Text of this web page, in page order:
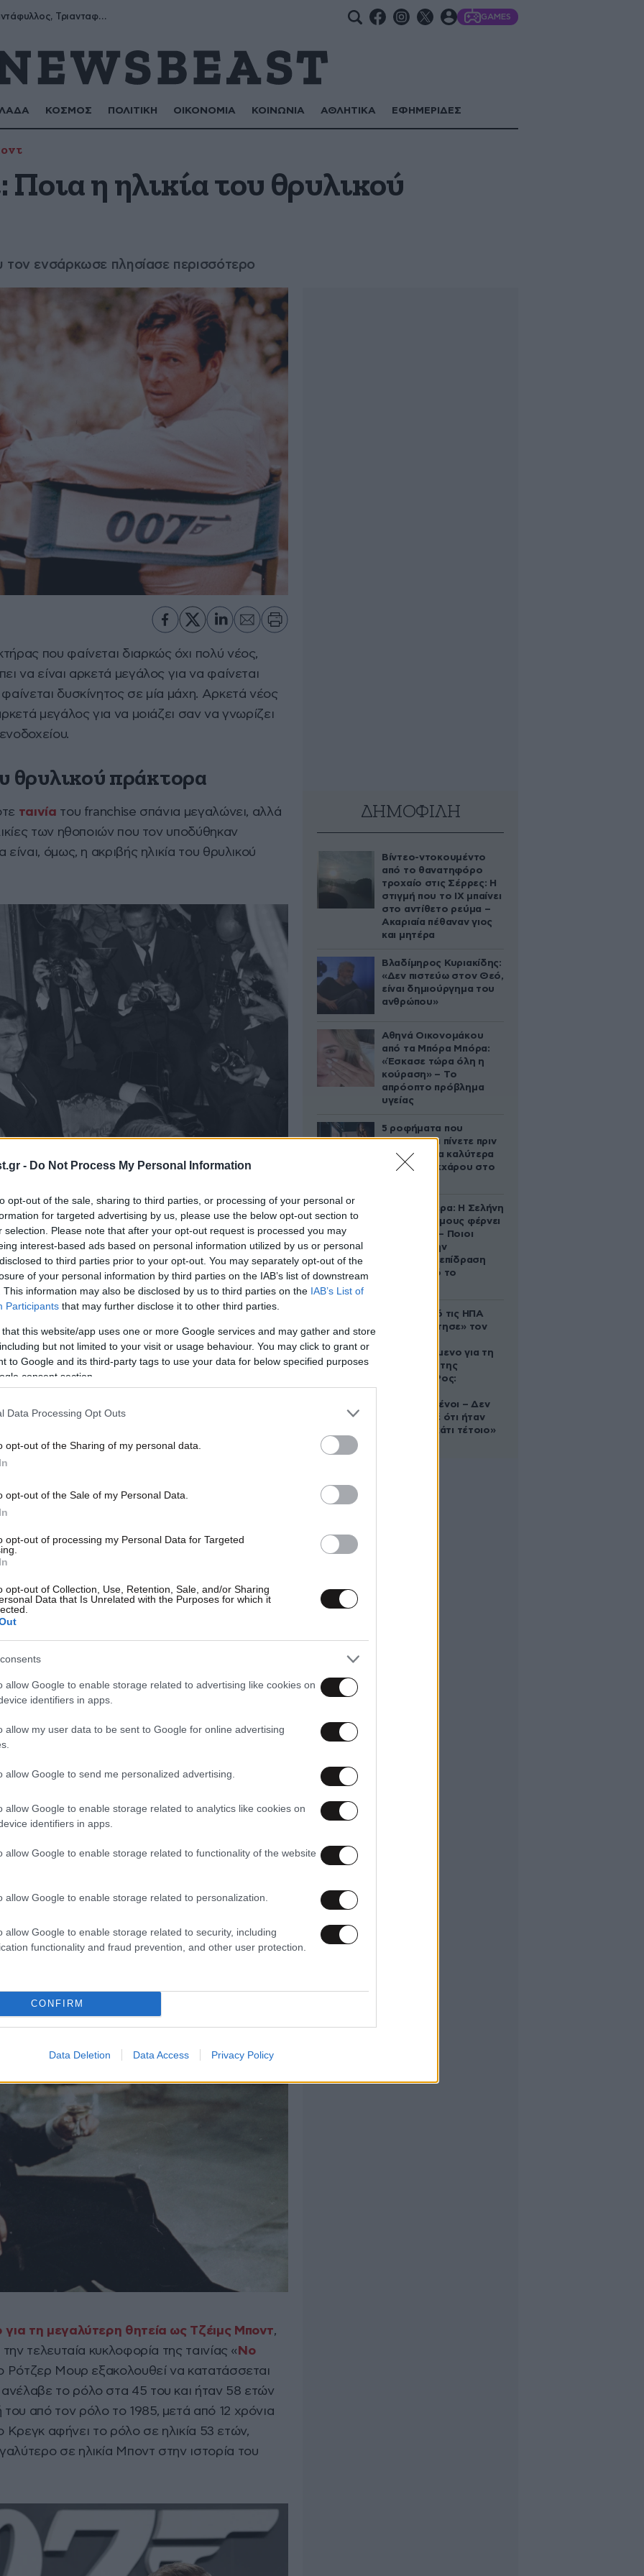
- Do Not Process My Personal Information
opt-out of the sale, sharing to third parties, or processing of your personal or
for targeted advertising by us, please use the below opt-out section to
selection. Please note that after your opt-out request is processed you may
interest-based ads based on personal information utilized by us or personal
to third parties prior to your opt-out. You may separately opt-out of the
of your personal information by third parties on the IAB’s list of downstream
This information may also be disclosed by us to third parties on the IAB’s List of
Participants that may further disclose it to other third parties.
that this website/app uses one or more Google services and may gather and store
but not limited to your visit or usage behaviour. You may click to grant or
to Google and its third-party tags to use your data for below specified purposes
consent section.
Data Processing Opt Outs
opt-out of the Sharing of my personal data.
opt-out of the Sale of my Personal Data.
opt-out of processing my Personal Data for Targeted
opt-out of Collection, Use, Retention, Sale, and/or Sharing
Data that Is Unrelated with the Purposes for which it
allow Google to enable storage related to advertising like cookies on
identifiers in apps.
allow my user data to be sent to Google for online advertising
allow Google to send me personalized advertising.
allow Google to enable storage related to analytics like cookies on
identifiers in apps.
allow Google to enable storage related to functionality of the website
allow Google to enable storage related to personalization.
allow Google to enable storage related to security, including
functionality and fraud prevention, and other user protection.
CONFIRM
Data Deletion Data Access Privacy Policy
Μύρων, Τριαντάφυλλος, Τριανταφυλλιά, Φυλλιώ, Ρόζα GAMES
ΚΟΣΜΟΣ ΠΟΛΙΤΙΚΗ ΟΙΚΟΝΟΜΙΑ ΚΟΙΝΩΝΙΑ ΑΘΛΗΤΙΚΑ ΕΦΗΜΕΡΙΔΕΣ
η ηλικία του θρυλικού
τον ενσάρκωσε πλησίασε περισσότερο
που φαίνεται διαρκώς όχι πολύ νέος,
να είναι αρκετά μεγάλος για να φαίνεται
δυσκίνητος σε μία μάχη. Αρκετά νέος
μεγάλος για να μοιάζει σαν να γνωρίζει
θρυλικού πράκτορα
ταινία του franchise σπάνια μεγαλώνει, αλλά
των ηθοποιών που τον υποδύθηκαν
όμως, η ακριβής ηλικία του θρυλικού
στα μυθιστορήματα του τοποθέτησε τον
της δεκαετίας των 30, με την ταινία
Ρότζερ Μουρ, να τον τοποθετεί
χρόνων. Έχετε αναρωτηθεί, ωστόσο, πόσο
ηθοποιός που ερμήνευσε τον θρυλικό
και ο μεγαλύτερος σε
ενσάρκωσε τον Μποντ
ετών όταν επιλέχθηκε για τον ρόλο στο
ο νεότερος ηθοποιός που ενσάρκωσε τον
με τον
για τη μεγαλύτερη θητεία ως Τζέιμς Μποντ,
τελευταία κυκλοφορία της ταινίας « No
Ρότζερ Μουρ εξακολουθεί να κατατάσσεται
το ρόλο στα 45 του και ήταν 58 ετών
από τον ρόλο το 1985, μετά από 12 χρόνια
ο Κρεγκ αφήνει το ρόλο σε ηλικία 53 ετών,
σε ηλικία Μποντ στην ιστορία του
ΔΗΜΟΦΙΛΗ
Βίντεο-ντοκουμέντο
από το θανατηφόρο
τροχαίο στις Σέρρες: Η
στιγμή που το ΙΧ μπαίνει
στο αντίθετο ρεύμα –
Ακαριαία πέθαναν γιος
και μητέρα
Βλαδίμηρος Κυριακίδης:
«Δεν πιστεύω στον Θεό,
είναι δημιούργημα του
ανθρώπου»
Αθηνά Οικονομάκου
από τα Μπόρα Μπόρα:
«Έσκασε τώρα όλη η
κούραση» – Το
απρόοπτο πρόβλημα
υγείας
5 ροφήματα που
μπορείτε να πίνετε πριν
τον ύπνο για καλύτερα
επίπεδα σακχάρου στο
Ζώδια σήμερα: Η Σελήνη
στους Διδύμους φέρνει
ανατροπές – Ποιοι
δέχονται την
ευεργετική επίδραση
του Δία από το
Ζευγάρι από τις ΗΠΑ
που «υιοθέτησε» τον
κατηγορούμενο για τη
δολοφονία της
Ελίζαμπεθ Ρος:
συντετριμμένοι – Δεν
έδειξε ποτέ ότι ήταν
ικανός για κάτι τέτοιο»